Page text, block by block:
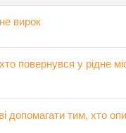
вирок
повернувся у рідне
допомагати тим, хто